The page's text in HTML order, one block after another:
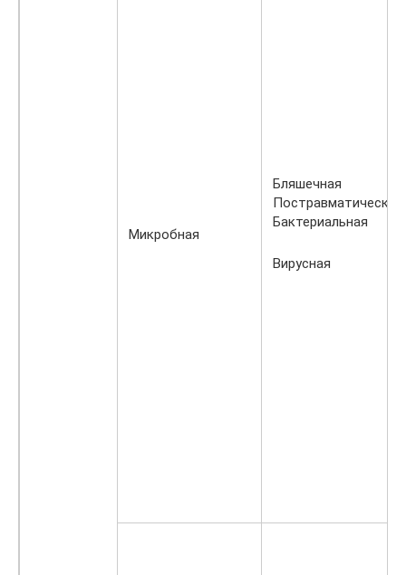
Микробная
Бляшечная
Постравматическая
Бактериальная
Вирусная